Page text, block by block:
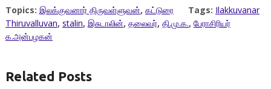
Topics: இலக்குவனார் திருவள்ளுவன், கட்டுரை Tags: Ilakkuvanar
Thiruvalluvan, stalin, இசுடாலின், தலைவர், தி.மு.க., பேராசிரியர்
க.அன்பழகன்
Related Posts